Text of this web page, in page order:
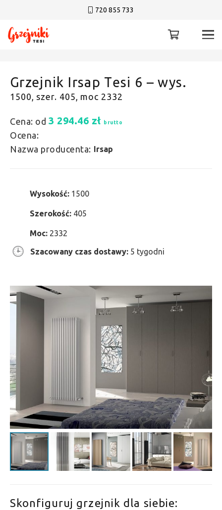
720 855 733
Grzejnik Irsap Tesi 6 – wys.
1500, szer. 405, moc 2332
Cena: od 3 294.46 zł brutto
Ocena:
Nazwa producenta: Irsap
Wysokość: 1500
Szerokość: 405
Moc: 2332
Szacowany czas dostawy: 5 tygodni
Skonfiguruj grzejnik dla siebie: